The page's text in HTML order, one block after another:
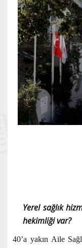
Yerel sağlık
hekimliği var?
40’a yakın Aile